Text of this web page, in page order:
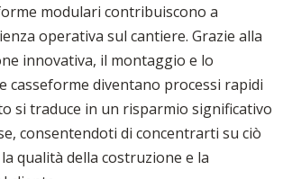
modulari contribuiscono a
operativa sul cantiere. Grazie alla
innovativa, il montaggio e lo
casseforme diventano processi rapidi
si traduce in un risparmio significativo
consentendoti di concentrarti su ciò
qualità della costruzione e la